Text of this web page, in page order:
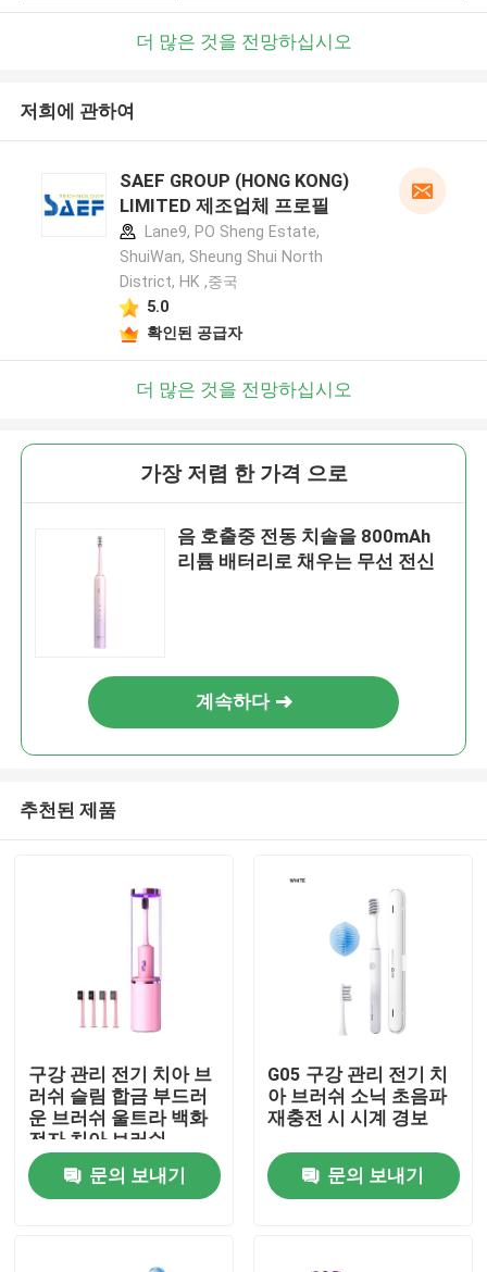
더 많은 것을 전망하십시오
저희에 관하여
SAEF GROUP (HONG KONG)
LIMITED 제조업체 프로필
Lane9, PO Sheng Estate,
ShuiWan, Sheung Shui North
District, HK ,중국
5.0
확인된 공급자
더 많은 것을 전망하십시오
가장 저렴 한 가격 으로
음 호출중 전동 치솔을 800mAh
리튬 배터리로 채우는 무선 전신
계속하다
추천된 제품
구강 관리 전기 치아 브
러쉬 슬림 합금 부드러
운 브러쉬 울트라 백화
전자 치아 브러쉬
문의 보내기
G05 구강 관리 전기 치
아 브러쉬 소닉 초음파
재충전 시 시계 경보
문의 보내기